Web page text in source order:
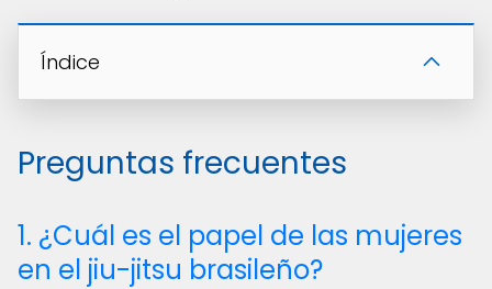
Índice
Preguntas frecuentes
1. ¿Cuál es el papel de las mujeres
en el jiu-jitsu brasileño?